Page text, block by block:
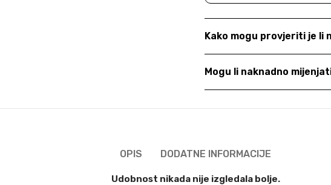
Kako mogu provjeriti je li
Mogu li naknadno
OPIS DODATNE INFORMACIJE
Udobnost nikada nije izgledala bolje.